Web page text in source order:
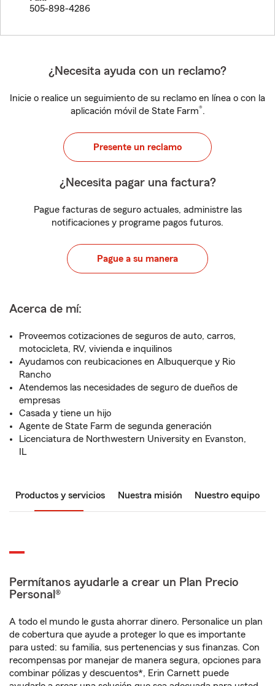
505-898-4286
¿Necesita ayuda con un reclamo?
Inicie o realice un seguimiento de su reclamo en línea o con la
aplicación móvil de State Farm®.
Presente un reclamo
¿Necesita pagar una factura?
Pague facturas de seguro actuales, administre las
notificaciones y programe pagos futuros.
Pague a su manera
Acerca de mí:
Proveemos cotizaciones de seguros de auto, carros,
motocicleta, RV, vivienda e inquilinos
Ayudamos con reubicaciones en Albuquerque y Rio
Rancho
Atendemos las necesidades de seguro de dueños de
empresas
Casada y tiene un hijo
Agente de State Farm de segunda generación
Licenciatura de Northwestern University en Evanston,
IL
Productos y servicios Nuestra misión Nuestro equipo
Permítanos ayudarle a crear un Plan Precio
Personal®
A todo el mundo le gusta ahorrar dinero. Personalice un plan
de cobertura que ayude a proteger lo que es importante
para usted: su familia, sus pertenencias y sus finanzas. Con
recompensas por manejar de manera segura, opciones para
combinar pólizas y descuentos*, Erin Carnett puede